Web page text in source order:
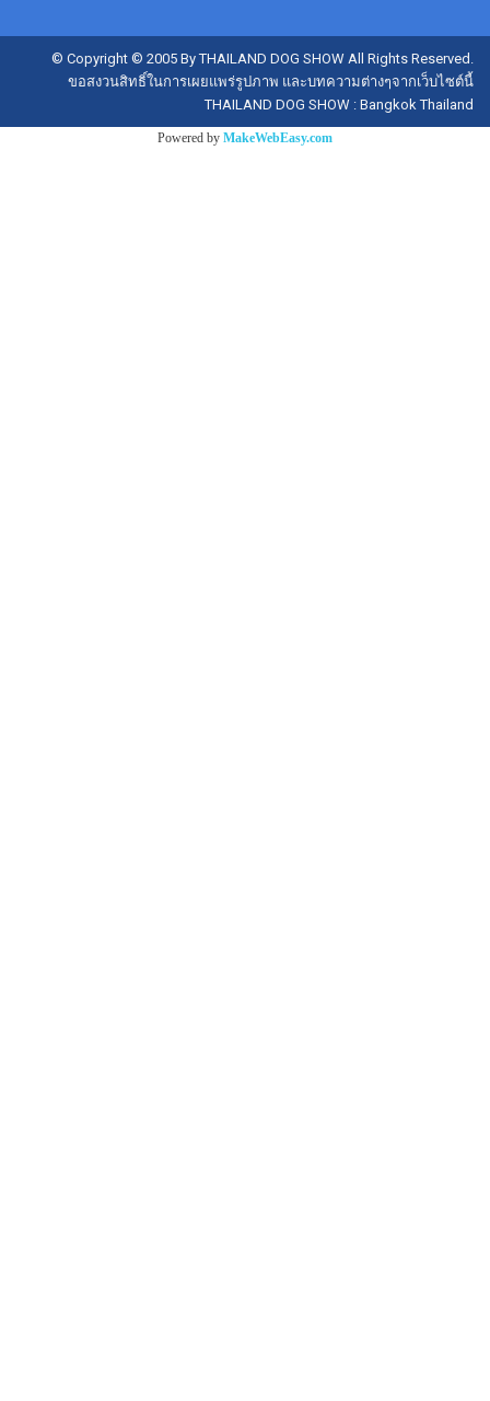
© Copyright © 2005 By THAILAND DOG SHOW All Rights Reserved.
ขอสงวนสิทธิ์ในการเผยแพร่รูปภาพ และบทความต่างๆจากเว็บไซต์นี้
THAILAND DOG SHOW : Bangkok Thailand
Powered by MakeWebEasy.com